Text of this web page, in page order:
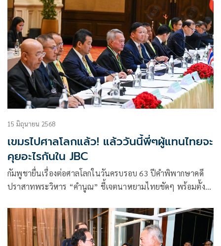
15 มิถุนายน 2568
เขมรไปศาลโลกแล้ว! แล้ววันนี้พี่ๆผู้แทนไทยจะ
คุยอะไรกันใน JBC
กัมพูชายื่นเรื่องต่อศาลโลกในวันครบรอบ 63 ปีคำพิพากษาคดี
ปราสาทพระวิหาร “คำนูณ” ชี้เจตนาหยามไทยชัดๆ พร้อมตั้ง
เฉลิมฉลองของกัมพูชา